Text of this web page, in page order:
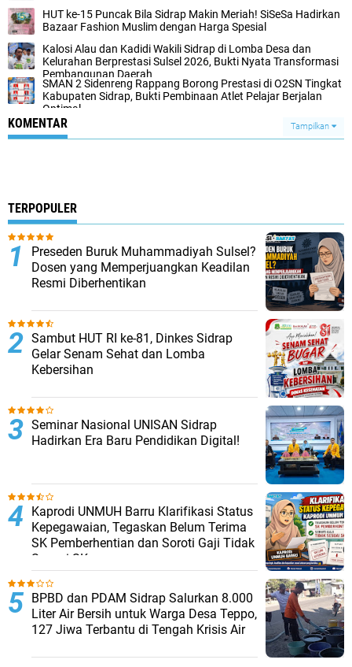
HUT ke-15 Puncak Bila Sidrap Makin Meriah! SiSeSa Hadirkan
Bazaar Fashion Muslim dengan Harga Spesial
Kalosi Alau dan Kadidi Wakili Sidrap di Lomba Desa dan
Kelurahan Berprestasi Sulsel 2026, Bukti Nyata Transformasi
Pembangunan Daerah
SMAN 2 Sidenreng Rappang Borong Prestasi di O2SN Tingkat
Kabupaten Sidrap, Bukti Pembinaan Atlet Pelajar Berjalan
Optimal
KOMENTAR Tampilkan
TERPOPULER
Preseden Buruk Muhammadiyah Sulsel?
Dosen yang Memperjuangkan Keadilan
Resmi Diberhentikan
Sambut HUT RI ke-81, Dinkes Sidrap
Gelar Senam Sehat dan Lomba
Kebersihan
Seminar Nasional UNISAN Sidrap
Hadirkan Era Baru Pendidikan Digital!
Kaprodi UNMUH Barru Klarifikasi Status
Kepegawaian, Tegaskan Belum Terima
SK Pemberhentian dan Soroti Gaji Tidak
Sesuai SK
BPBD dan PDAM Sidrap Salurkan 8.000
Liter Air Bersih untuk Warga Desa Teppo,
127 Jiwa Terbantu di Tengah Krisis Air